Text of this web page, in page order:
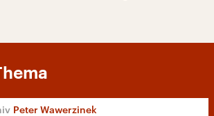
Peter Wawerzinek